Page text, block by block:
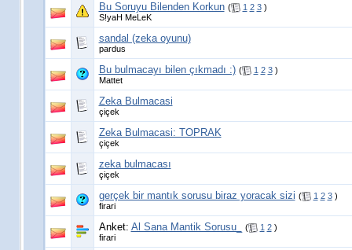
Bu Soruyu Bilenden Korkun ( 1 2 3 )
S!yaH MeLeK
sandal (zeka oyunu)
pardus
Bu bulmacayı bilen çıkmadı :) ( 1 2 3 )
Mattet
Zeka Bulmacasi
çiçek
Zeka Bulmacasi: TOPRAK
çiçek
zeka bulmacası
çiçek
gerçek bir mantık sorusu biraz yoracak sizi ( 1 2 3 )
firari
Anket: Al Sana Mantik Sorusu_ ( 1 2 )
firari